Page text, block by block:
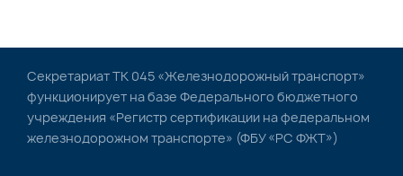
Секретариат ТК 045 «Железнодорожный транспорт»
функционирует на базе Федерального бюджетного
учреждения «Регистр сертификации на федеральном
железнодорожном транспорте» (ФБУ «РС ФЖТ»)